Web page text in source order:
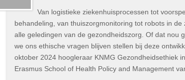
Van logistieke ziekenhuisprocessen tot
behandeling, van thuiszorgmonitoring tot robots in
alle geledingen van de gezondheidszorg. Of dat nou
we ons ethische vragen blijven stellen bij deze
oktober 2024 hoogleraar KNMG Gezondheidsethiek
Erasmus School of Health Policy and Management